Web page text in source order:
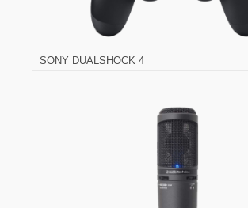
SONY DUALSHOCK 4